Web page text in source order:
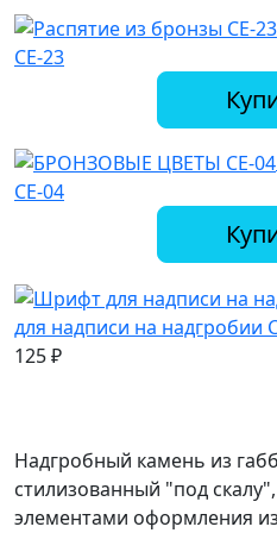
СЕ-23
СЕ-04
для надписи на надгробии
125₽
Надгробный камень из
стилизованный "под
элементами оформления